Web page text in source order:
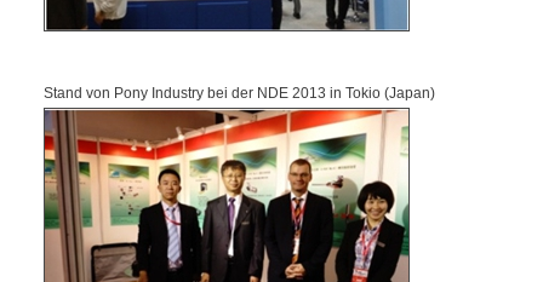
Stand von Pony Industry bei der NDE 2013 in Tokio (Japan)